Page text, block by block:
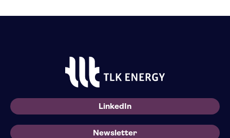
LinkedIn
Newsletter